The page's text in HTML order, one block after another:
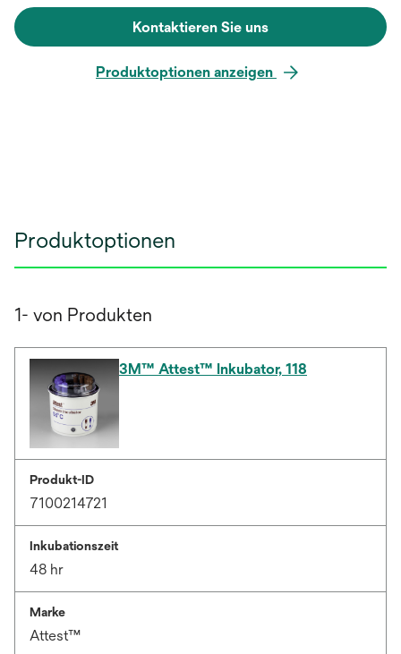
Kontaktieren Sie uns
Produktoptionen anzeigen
Produktoptionen
1- von Produkten
3M™ Attest™ Inkubator, 118
Produkt-ID
7100214721
Inkubationszeit
48 hr
Marke
Attest™